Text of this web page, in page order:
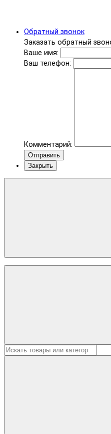
Обратный звонок
Заказать обратный
Ваше имя:
Ваш телефон:
Комментарий:
Отправить
Закрыть